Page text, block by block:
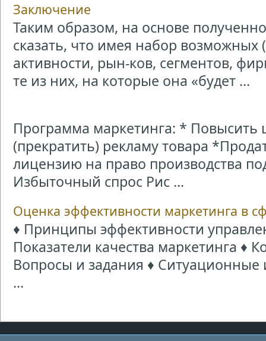
Заключение
Таким образом, на основе
сказать, что имея набор возможных
активности, рын-ков, сегментов,
те из них, на которые она «будет ...
Программа маркетинга: * Повысить
(прекратить) рекламу товара
лицензию на право производства
Избыточный спрос Рис ...
Оценка эффективности маркетинга в
♦ Принципы эффективности
Показатели качества маркетинга ♦
Вопросы и задания ♦ Ситуационные
...